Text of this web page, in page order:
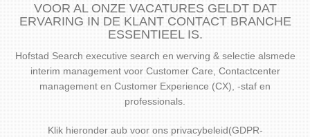
VOOR AL ONZE VACATURES GELDT DAT
ERVARING IN DE KLANT CONTACT BRANCHE
ESSENTIEEL IS.
Hofstad Search executive search en werving & selectie alsmede
interim management voor Customer Care, Contactcenter
management en Customer Experience (CX), -staf en
professionals.
Klik hieronder aub voor ons privacybeleid(GDPR-